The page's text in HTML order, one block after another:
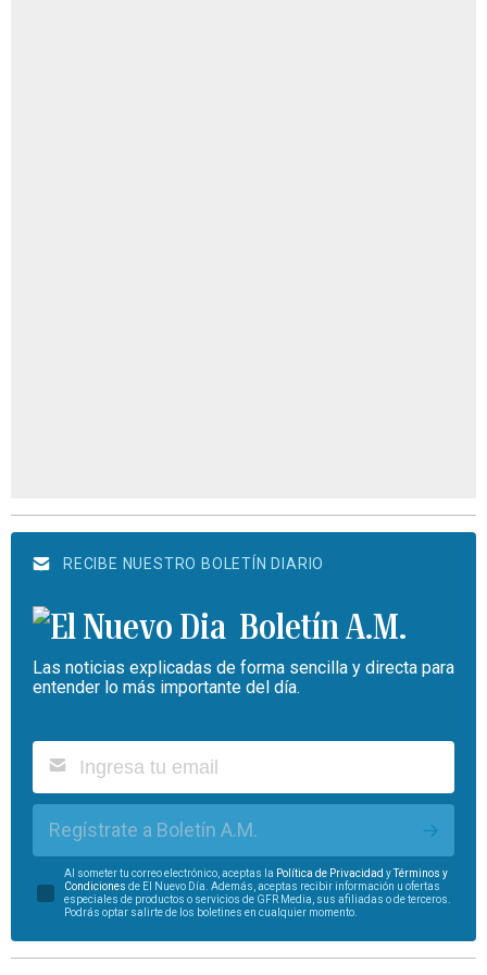
RECIBE NUESTRO BOLETÍN DIARIO
Boletín A.M.
Las noticias explicadas de forma sencilla y directa para
entender lo más importante del día.
Regístrate a Boletín A.M.
Al someter tu correo electrónico, aceptas la Política de Privacidad yTérminos y
Condiciones de El Nuevo Día. Además, aceptas recibir información u ofertas
especiales de productos o servicios de GFR Media, sus afiliadas o de terceros.
Podrás optar salirte de los boletines en cualquier momento.